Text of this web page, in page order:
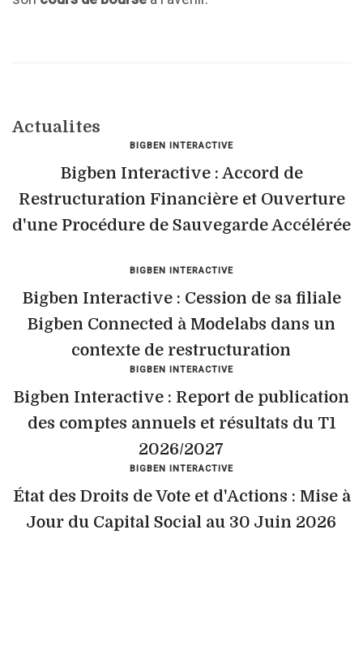
Actualites
BIGBEN INTERACTIVE
Bigben Interactive : Accord de
Restructuration Financière et Ouverture
d'une Procédure de Sauvegarde Accélérée
BIGBEN INTERACTIVE
Bigben Interactive : Cession de sa filiale
Bigben Connected à Modelabs dans un
contexte de restructuration
BIGBEN INTERACTIVE
Bigben Interactive : Report de publication
des comptes annuels et résultats du T1
2026/2027
BIGBEN INTERACTIVE
État des Droits de Vote et d'Actions : Mise à
Jour du Capital Social au 30 Juin 2026